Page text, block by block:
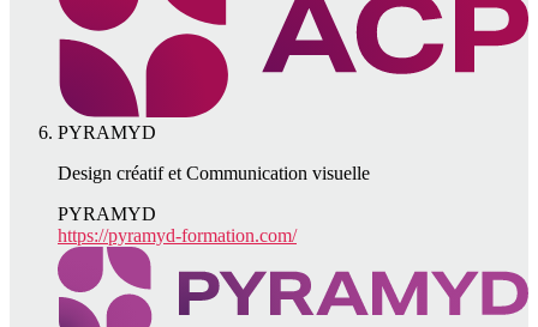
PYRAMYD
Design créatif et Communication visuelle
PYRAMYD
https://pyramyd-formation.com/